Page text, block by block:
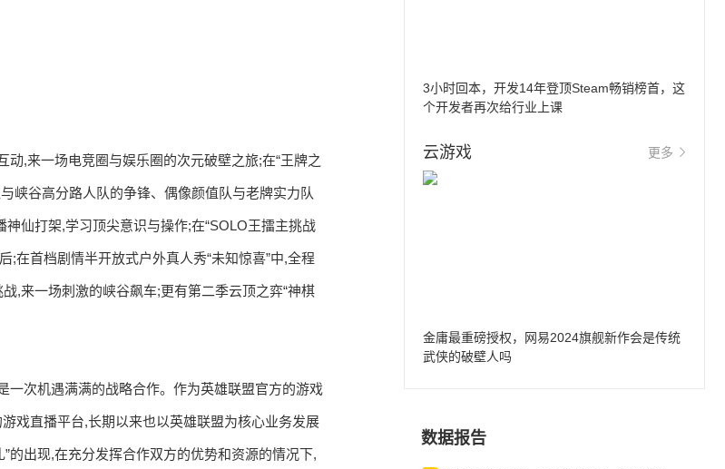
,来一场电竞圈与娱乐圈的次元破壁之旅;在“王牌之
峡谷高分路人队的争锋、偶像颜值队与老牌实力队
仙打架,学习顶尖意识与操作;在“SOLO王擂主挑战
在首档剧情半开放式户外真人秀“未知惊喜”中,全程
,来一场刺激的峡谷飙车;更有第二季云顶之弈“神棋
一次机遇满满的战略合作。作为英雄联盟官方的游戏
戏直播平台,长期以来也以英雄联盟为核心业务发展
的出现,在充分发挥合作双方的优势和资源的情况下,
3小时回本，开发14年登顶Steam畅销榜首，这
个开发者再次给行业上课
云游戏 更多
金庸最重磅授权，网易2024旗舰新作会是传统
武侠的破壁人吗
数据报告